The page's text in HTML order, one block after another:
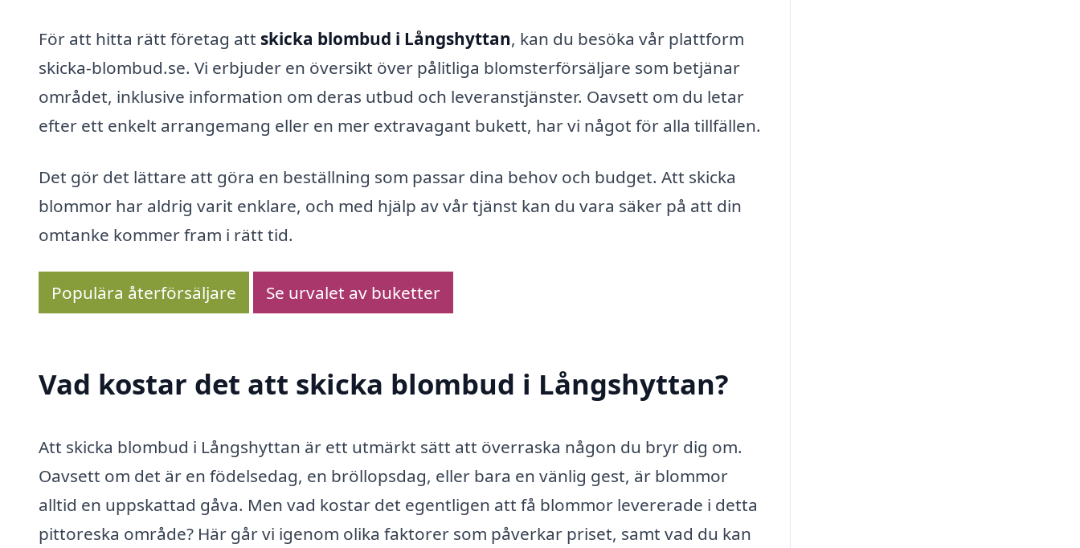
För att hitta rätt företag att skicka blombud i Långshyttan, kan du besöka vår plattform
skicka-blombud.se. Vi erbjuder en översikt över pålitliga blomsterförsäljare som betjänar
området, inklusive information om deras utbud och leveranstjänster. Oavsett om du letar
efter ett enkelt arrangemang eller en mer extravagant bukett, har vi något för alla tillfällen.
Det gör det lättare att göra en beställning som passar dina behov och budget. Att skicka
blommor har aldrig varit enklare, och med hjälp av vår tjänst kan du vara säker på att din
omtanke kommer fram i rätt tid.
Populära återförsäljare Se urvalet av buketter
Vad kostar det att skicka blombud i Långshyttan?
Att skicka blombud i Långshyttan är ett utmärkt sätt att överraska någon du bryr dig om.
Oavsett om det är en födelsedag, en bröllopsdag, eller bara en vänlig gest, är blommor
alltid en uppskattad gåva. Men vad kostar det egentligen att få blommor levererade i detta
pittoreska område? Här går vi igenom olika faktorer som påverkar priset, samt vad du kan